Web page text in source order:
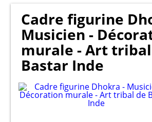
Cadre figurine
Musicien -
murale - Art
Bastar Inde